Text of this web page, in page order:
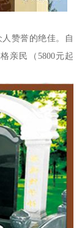
赞誉的绝佳。自
亲民（5800元起